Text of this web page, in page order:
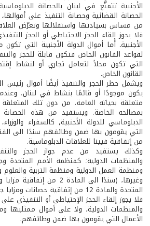
الأجنبية تتمتَّع في لبنان بالحصانة
الحصانة القضائية وحصانة التنفيذ على
من مساس بسيادتها واستقلالها وتعرّض
فلا يجوز إلقاء الحجز الاحتياطي أو الحجز
الأجنبية. أما أموال الدولة الأجنبية التي
لقواعد القانون الخاص فتكون قابلة للحجز
التي تكون محلاً لتعامل تجاري أو لنشاط
القانون الخاص.
ويشمل حظر الحجز والتنفيذ أيضًا أموال رئيس
يكون موجودًا أو قائمًا بنشاط في لبنان،
متعلقة بحياته العامة، من دون تلك
بمصالحه الخاصة. ويستفيد من هذه
الدبلوماسي للدولة الأجنبية, كالسفراء
من إتفاقية فيينا للعلاقات الدبلوماسية.
وكذلك يستفيد من عدم جواز الحجز
والمنظمات الدولية؛ كمنظمة الأمم المتحدة
ومنظمة العمل الدولية ومنظمة التربية والعلوم
وغيرها، (سندًا الى المادة 2
المتحدة والمادة 12 من إتفاقية حصانات
فلا يجوز إلقاء الحجز الإحتياطي أو التنفيذي
والمنظمات الدولية، ولا على أموال
الأعمال التي يقومون بها ضمن وظائفهم.